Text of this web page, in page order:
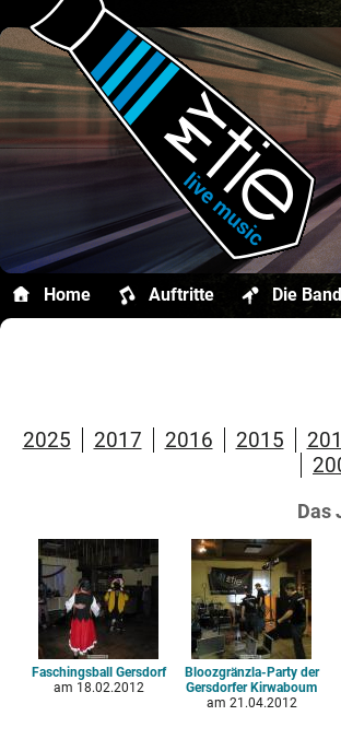
2025 2017 2016 2015
Das
Faschingsball Gersdorf
am 18.02.2012
Bloozgränzla-Party der
Gersdorfer Kirwaboum
am 21.04.2012
Home Auftritte Die Band